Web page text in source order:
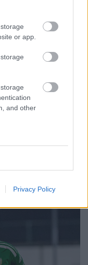
or app.
and other
Privacy Policy
szerződtetett.
plusz
egy kiváló erőnléti
együtt a DAC-nál,
is tagja.
bennmaradás,
meglepetést
a prioritás